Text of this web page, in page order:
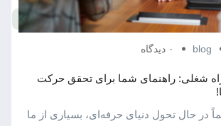
blog ۰ دیدگاه
شغلی: راهنمای شما برای تحقق حرکت
در حال تحول دنیای حرفه‌ای، بسیاری از ما